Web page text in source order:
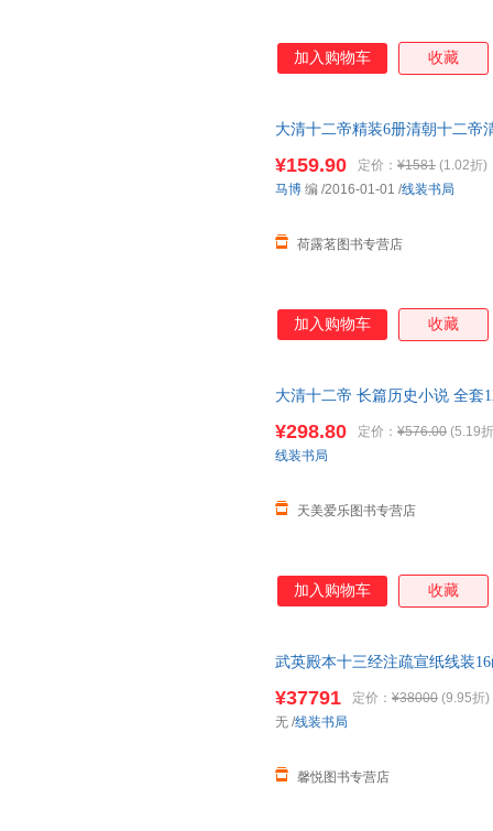
加入购物车 收藏
大清十二帝精装6册清朝十二帝
¥159.90 定价： ¥1581 (1.02折)
荷露茗图书专营店
马博 编 /2016-01-01 /线装书局
加入购物车 收藏
大清十二帝 长篇历史小说 全套
¥298.80 定价： ¥576.00 (5.19
天美爱乐图书专营店
线装书局
加入购物车 收藏
武英殿本十三经注疏宣纸线装
在线当当客服
¥37791 定价： ¥38000 (9.95折)
馨悦图书专营店
无 /线装书局